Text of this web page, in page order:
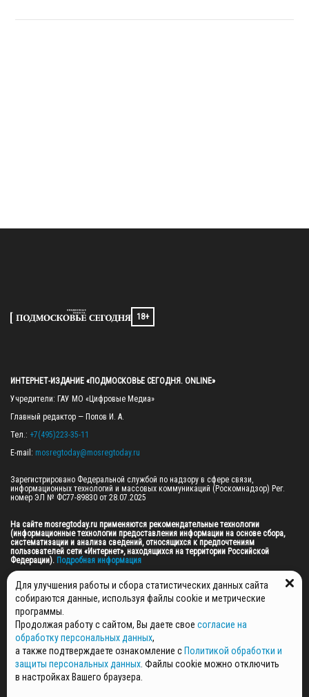
18+
ИНТЕРНЕТ-ИЗДАНИЕ «ПОДМОСКОВЬЕ СЕГОДНЯ. ONLINE»
Учредители: ГАУ МО «Цифровые Медиа»
Главный редактор — Попов И. А.
Тел.: +7(495)223-35-11
E-mail: mosregtoday@mosregtoday.ru
Зарегистрировано Федеральной службой по надзору в сфере связи,
информационных технологий и массовых коммуникаций (Роскомнадзор) Рег.
номер ЭЛ № ФС77-89830 от 28.07.2025
На сайте mosregtoday.ru применяются рекомендательные технологии
(информационные технологии предоставления информации на основе сбора,
систематизации и анализа сведений, относящихся к предпочтениям
пользователей сети «Интернет», находящихся на территории Российской
Федерации). Подробная информация
© 2026 ПРАВА НА ВСЕ МАТЕРИАЛЫ САЙТА ПРИНАДЛЕЖАТ ГАУ МО "ЦИФРОВЫЕ
МЕДИА" (ОГРН: 1255000059467).
ПОЛИТИКА ОБРАБОТКИ И ЗАЩИТЫ ПЕРСОНАЛЬНЫХ ДАННЫХ
НОВОСТИ
ГАЗЕТЫ
РЕКЛАМОДАТЕЛЯМ
Для улучшения работы и сбора статистических данных сайта
собираются данные, используя файлы cookie и метрические
программы.
Продолжая работу с сайтом, Вы даете свое согласие на
обработку персональных данных,
а также подтверждаете ознакомление с Политикой обработки и
защиты персональных данных . Файлы cookie можно отключить
в настройках Вашего браузера.